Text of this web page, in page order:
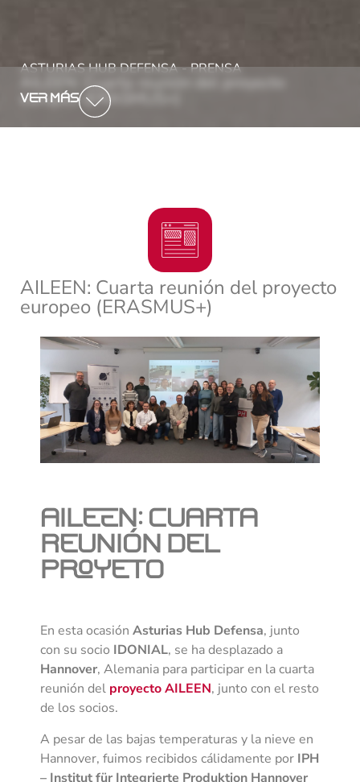
ASTURIAS HUB DEFENSA - PRENSA
AILEEN: Cuarta reunión del proyecto
europeo (ERASMUS+)
VER MÁS
AILEEN: Cuarta reunión del proyecto
europeo (ERASMUS+)
AILEEN: cuarta
reunión del
proyeto
En esta ocasión Asturias Hub Defensa, junto
con su socio IDONIAL, se ha desplazado a
Hannover, Alemania para participar en la cuarta
reunión del proyecto AILEEN, junto con el resto
de los socios.
A pesar de las bajas temperaturas y la nieve en
Hannover, fuimos recibidos cálidamente por IPH
– Institut für Integrierte Produktion Hannover